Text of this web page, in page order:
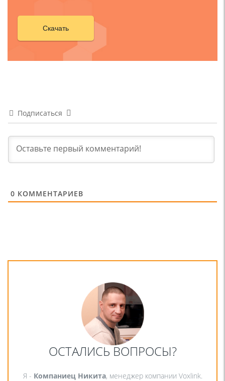
Скачать
Подписаться
0 КОММЕНТАРИЕВ
ОСТАЛИСЬ ВОПРОСЫ?
Я - Компаниец Никита, менеджер компании Voxlink.